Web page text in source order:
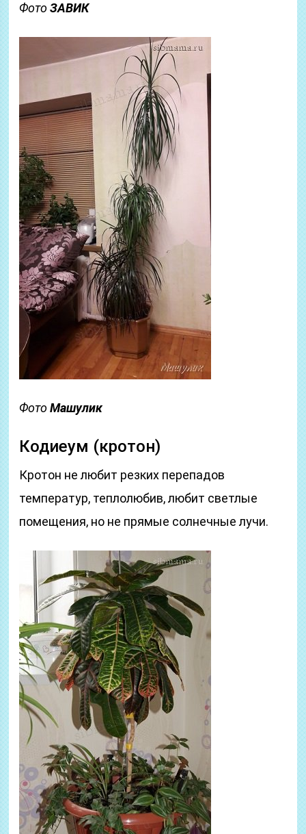
ФотоЗАВИК
ФотоМашулик
Кодиеум (кротон)
Кротон не любит резких перепадов
температур, теплолюбив, любит светлые
помещения, но не прямые солнечные лучи.